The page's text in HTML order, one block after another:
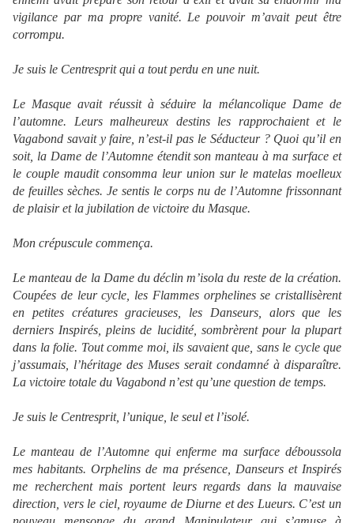
vigilance par ma propre vanité. Le pouvoir m’avait peut être
corrompu.
Je suis le Centresprit qui a tout perdu en une nuit.
Le Masque avait réussit à séduire la mélancolique Dame de
l’automne. Leurs malheureux destins les rapprochaient et le
Vagabond savait y faire, n’est-il pas le Séducteur ? Quoi qu’il en
soit, la Dame de l’Automne étendit son manteau à ma surface et
le couple maudit consomma leur union sur le matelas moelleux
de feuilles sèches. Je sentis le corps nu de l’Automne frissonnant
de plaisir et la jubilation de victoire du Masque.
Mon crépuscule commença.
Le manteau de la Dame du déclin m’isola du reste de la création.
Coupées de leur cycle, les Flammes orphelines se cristallisèrent
en petites créatures gracieuses, les Danseurs, alors que les
derniers Inspirés, pleins de lucidité, sombrèrent pour la plupart
dans la folie. Tout comme moi, ils savaient que, sans le cycle que
j’assumais, l’héritage des Muses serait condamné à disparaître.
La victoire totale du Vagabond n’est qu’une question de temps.
Je suis le Centresprit, l’unique, le seul et l’isolé.
Le manteau de l’Automne qui enferme ma surface déboussola
mes habitants. Orphelins de ma présence, Danseurs et Inspirés
me recherchent mais portent leurs regards dans la mauvaise
direction, vers le ciel, royaume de Diurne et des Lueurs. C’est un